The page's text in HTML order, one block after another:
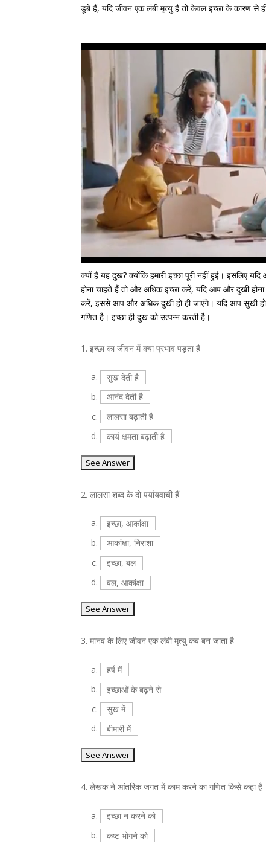
डूबे हैं, यदि जीवन एक लंबी मृत्यु है तो केवल इच्छा के कारण से
क्यों है यह दुख? क्योंकि हमारी इच्छा पूरी नहीं हुई। इसलिए
होना चाहते हैं तो और अधिक इच्छा करें, यदि आप और दुखी
करें, इससे आप और अधिक दुखी हो ही जाएंगे। यदि आप सुखी
गणित है। इच्छा ही दुख को उत्पन्न करती है।
1.इच्छा का जीवन में क्या प्रभाव पड़ता है
a.
सुख देती है
b.
आनंद देती है
c.
लालसा बढ़ाती है
d.
कार्य क्षमता बढ़ाती है
2.लालसा शब्द के दो पर्यायवाची हैं
a.
इच्छा, आकांक्षा
b.
आकांक्षा, निराशा
c.
इच्छा, बल
d.
बल, आकांक्षा
3.मानव के लिए जीवन एक लंबी मृत्यु कब बन जाता है
a.
हर्ष में
b.
इच्छाओं के बढ़ने से
c.
सुख में
d.
बीमारी में
4.लेखक ने आंतरिक जगत में काम करने का गणित किसे कहा है
a.
इच्छा न करने को
b.
कष्ट भोगने को